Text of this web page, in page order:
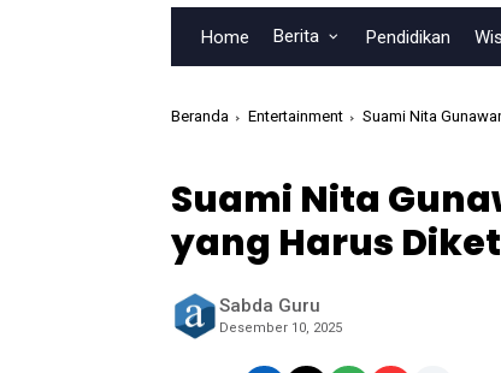
Home Berita Pendidikan
Beranda Entertainment Suami Nita
Suami Nita
yang Harus
Sabda Guru
Desember 10, 2025